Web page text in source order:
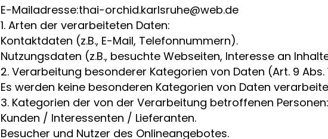
E-Mailadresse:thai-orchid.karlsruhe@web.de
1. Arten der verarbeiteten Daten:
Kontaktdaten (z.B., E-Mail, Telefonnummern).
Nutzungsdaten (z.B., besuchte Webseiten, Interesse an
2. Verarbeitung besonderer Kategorien von Daten (Art. 9 Abs.
Es werden keine besonderen Kategorien von Daten
3. Kategorien der von der Verarbeitung betroffenen Personen:
Kunden / Interessenten / Lieferanten.
Besucher und Nutzer des Onlineangebotes.